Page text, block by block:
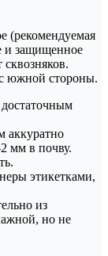
(рекомендуемая
и защищенное
сквозняков.
южной стороны.
аккуратно
мм в почву.
этикетками,
из
но не